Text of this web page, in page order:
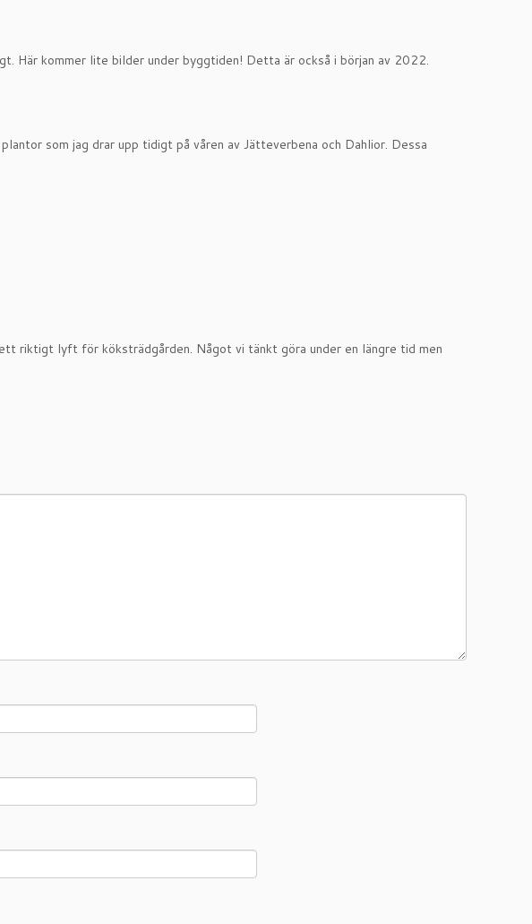
Här kommer lite bilder under byggtiden! Detta är också i början av 2022.
som jag drar upp tidigt på våren av Jätteverbena och Dahlior. Dessa
riktigt lyft för köksträdgården. Något vi tänkt göra under en längre tid men